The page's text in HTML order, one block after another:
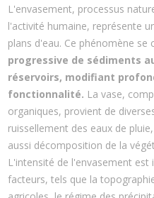
L'envasement, processus
l'activité humaine, représente
plans d'eau. Ce phénomène se
progressive de sédiments
réservoirs, modifiant
fonctionnalité. La vase,
organiques, provient de
ruissellement des eaux de
aussi décomposition de la
L'intensité de l'envasement
facteurs, tels que la